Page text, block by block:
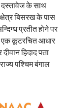
दस्तावेज के साथ
क्षेत्र बिसरख के पास
प्रतीत होने पर
एक कूटरचित आधार
हिदाद पता
पश्चिम बंगाल